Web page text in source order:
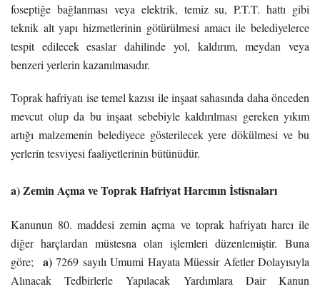
foseptiğe bağlanması veya elektrik, temiz su, P.T.T. hattı gibi
teknik alt yapı hizmetlerinin götürülmesi amacı ile belediyelerce
tespit edilecek esaslar dahilinde yol, kaldırım, meydan veya
benzeri yerlerin kazanılmasıdır.
Toprak hafriyatı ise temel kazısı ile inşaat sahasında daha önceden
mevcut olup da bu inşaat sebebiyle kaldırılması gereken yıkım
artığı malzemenin belediyece gösterilecek yere dökülmesi ve bu
yerlerin tesviyesi faaliyetlerinin bütünüdür.
a) Zemin Açma ve Toprak Hafriyat Harcının İstisnaları
Kanunun 80. maddesi zemin açma ve toprak hafriyatı harcı ile
diğer harçlardan müstesna olan işlemleri düzenlemiştir. Buna
göre; a)7269 sayılı Umumi Hayata Müessir Afetler Dolayısıyla
Alınacak Tedbirlerle Yapılacak Yardımlara Dair Kanun